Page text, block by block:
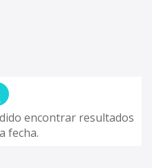
encontrar resultados
fecha.